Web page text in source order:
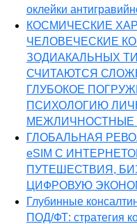
оклейки
КОСМИЧЕСКИЕ
ЧЕЛОВЕЧЕСКИЕ
ЗОДИАКАЛЬНЫХ
СЧИТАЮТСЯ
ГЛУБОКОЕ
ПСИХОЛОГИЮ
МЕЖЛИЧНОСТНЫЕ
ГЛОБАЛЬНАЯ
eSIM С
ПУТЕШЕСТВИЯ,
ЦИФРОВУЮ
Глубинные
ПОД/ФТ: стратегия